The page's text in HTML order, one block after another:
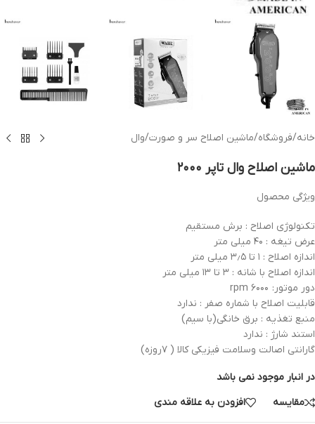
خانه/فروشگاه/ماشین اصلاح سر و صورت/وال
ماشین اصلاح وال تاپر ۲۰۰۰
ویژگی محصول
تکنولوژی اصلاح : برش مستقیم
عرض تیغه : ۴۰ میلی متر
اندازه اصلاح : ۱ تا ۳٫۵ میلی متر
اندازه اصلاح با شانه : ۳ تا ۱۳ میلی متر
دور موتور: ۶۰۰۰ rpm
قابلیت اصلاح با شماره صفر : ندارد
منبع تغذیه : برق خانگی(با سیم)
استند شارژ : ندارد
گارانتی اصالت وسلامت فیزیکی کالا ( ۷روزه)
در انبار موجود نمی باشد
مقایسه
افزودن به علاقه مندی